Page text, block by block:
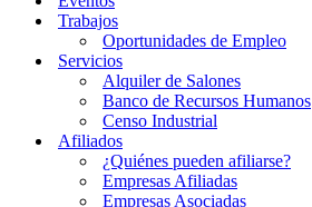
Trabajos
Oportunidades de Empleo
Servicios
Alquiler de Salones
Banco de Recursos Humanos
Censo Industrial
Afiliados
¿Quiénes pueden afiliarse?
Empresas Afiliadas
Empresas Asociadas